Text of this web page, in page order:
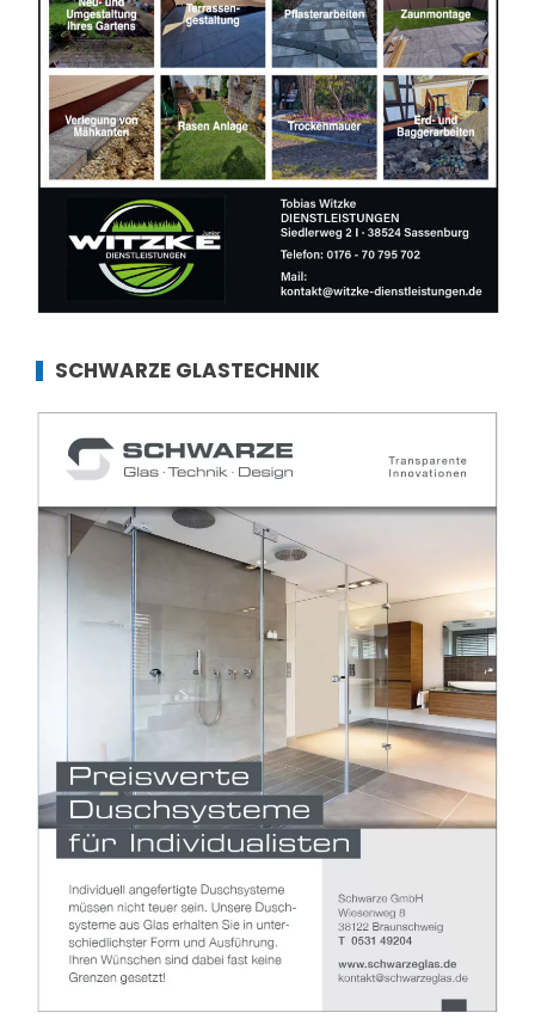
SCHWARZE GLASTECHNIK